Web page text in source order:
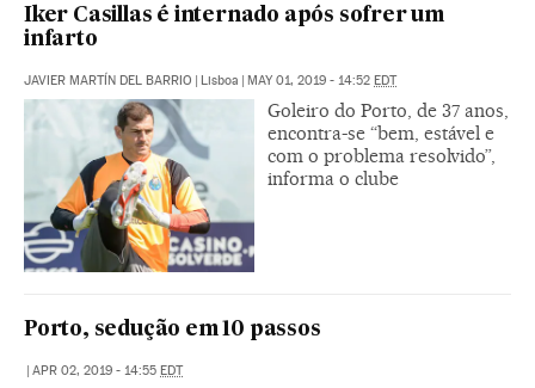
Iker Casillas é internado após sofrer um
infarto
JAVIER MARTÍN DEL BARRIO Lisboa MAY 01, 2019 - 14:52 EDT
Goleiro do Porto, de 37 anos,
encontra-se “bem, estável e
com o problema resolvido”,
informa o clube
Porto, sedução em 10 passos
APR 02, 2019 - 14:55 EDT